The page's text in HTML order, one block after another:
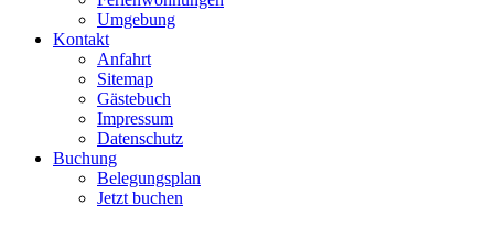
Umgebung
Kontakt
Anfahrt
Sitemap
Gästebuch
Impressum
Datenschutz
Buchung
Belegungsplan
Jetzt buchen